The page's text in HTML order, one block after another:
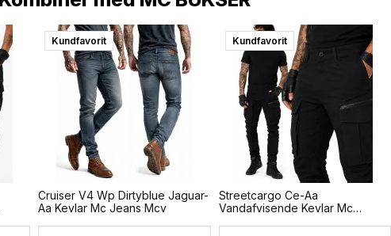
Kundfavorit
Cruiser V4 Wp Dirtyblue Jaguar-
Aa Kevlar Mc Jeans Mcv
Kundfavorit
Streetcargo Ce-Aa
Vandafvisende Kevlar Mc